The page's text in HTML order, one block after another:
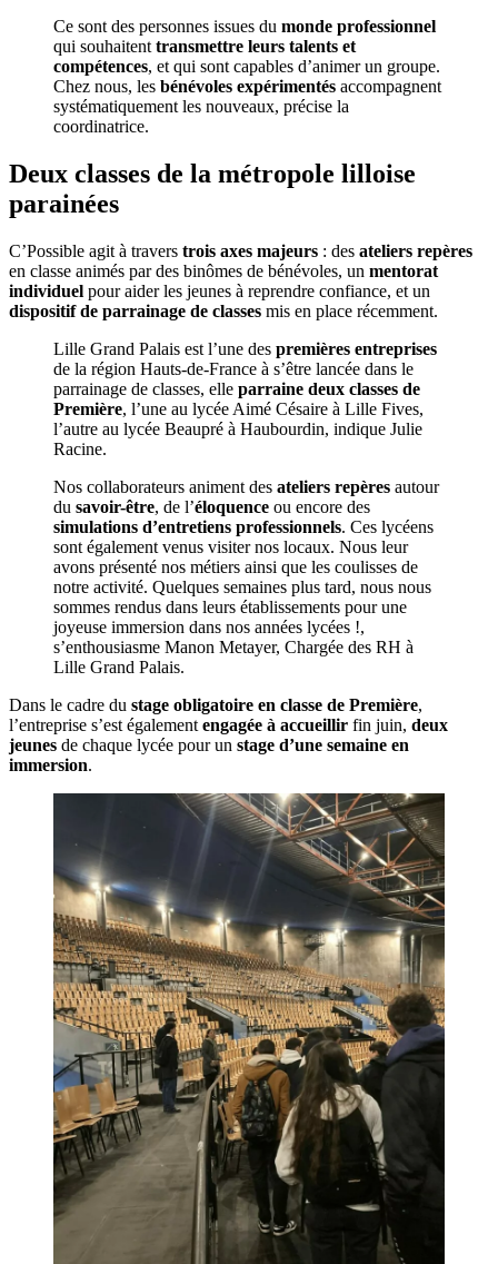
Ce sont des personnes issues du monde professionnel
qui souhaitent transmettre leurs talents et
compétences, et qui sont capables d’animer un groupe.
Chez nous, les bénévoles expérimentés accompagnent
systématiquement les nouveaux, précise la
coordinatrice.
Deux classes de la métropole lilloise
parainées
C’Possible agit à travers trois axes majeurs : des ateliers repères
en classe animés par des binômes de bénévoles, un mentorat
individuel pour aider les jeunes à reprendre confiance, et un
dispositif de parrainage de classes mis en place récemment.
Lille Grand Palais est l’une des premières entreprises
de la région Hauts-de-France à s’être lancée dans le
parrainage de classes, elle parraine deux classes de
Première, l’une au lycée Aimé Césaire à Lille Fives,
l’autre au lycée Beaupré à Haubourdin, indique Julie
Racine.
Nos collaborateurs animent des ateliers repères autour
du savoir-être, de l’éloquence ou encore des
simulations d’entretiens professionnels. Ces lycéens
sont également venus visiter nos locaux. Nous leur
avons présenté nos métiers ainsi que les coulisses de
notre activité. Quelques semaines plus tard, nous nous
sommes rendus dans leurs établissements pour une
joyeuse immersion dans nos années lycées !,
s’enthousiasme Manon Metayer, Chargée des RH à
Lille Grand Palais.
Dans le cadre du stage obligatoire en classe de Première,
l’entreprise s’est également engagée à accueillir fin juin, deux
jeunes de chaque lycée pour un stage d’une semaine en
immersion.